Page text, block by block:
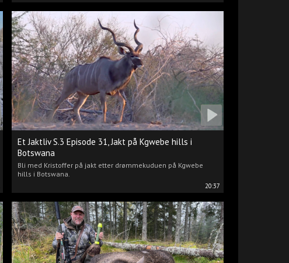
20:37
Et Jaktliv S.3 Episode 31, Jakt på Kgwebe hills i
Botswana
Bli med Kristoffer på jakt etter drømmekuduen på Kgwebe
hills i Botswana.